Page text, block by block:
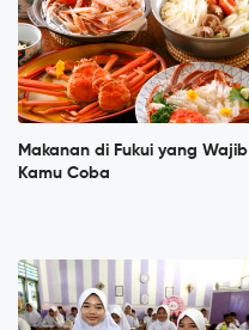
Makanan di Fukui yang Wajib
Kamu Coba